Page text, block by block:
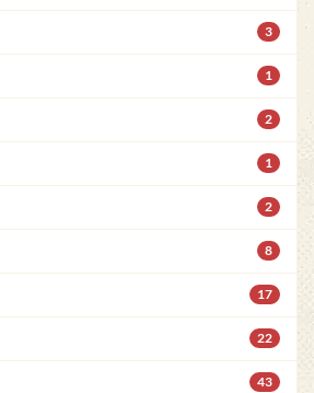
3
1
2
1
2
8
17
22
43